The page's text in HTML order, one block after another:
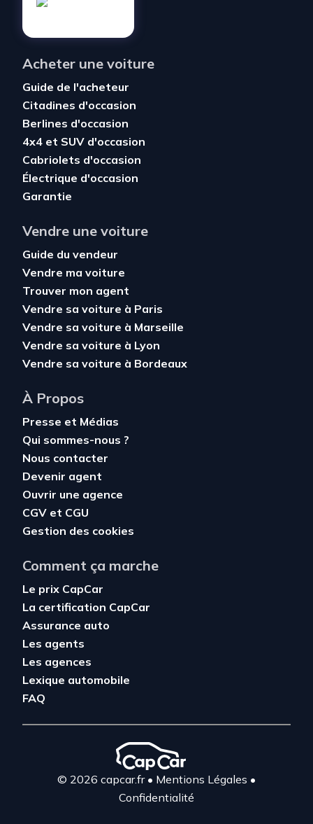
Acheter une voiture
Guide de l'acheteur
Citadines d'occasion
Berlines d'occasion
4x4 et SUV d'occasion
Cabriolets d'occasion
Électrique d'occasion
Garantie
Vendre une voiture
Guide du vendeur
Vendre ma voiture
Trouver mon agent
Vendre sa voiture à Paris
Vendre sa voiture à Marseille
Vendre sa voiture à Lyon
Vendre sa voiture à Bordeaux
À Propos
Presse et Médias
Qui sommes-nous ?
Nous contacter
Devenir agent
Ouvrir une agence
CGV et CGU
Gestion des cookies
Comment ça marche
Le prix CapCar
La certification CapCar
Assurance auto
Les agents
Les agences
Lexique automobile
FAQ
© 2026 capcar.fr• Mentions Légales •
Confidentialité